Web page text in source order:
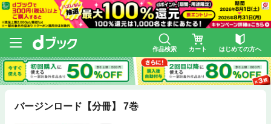
作品検索 カート はじめての方へ
バージンロード【分冊】 7巻